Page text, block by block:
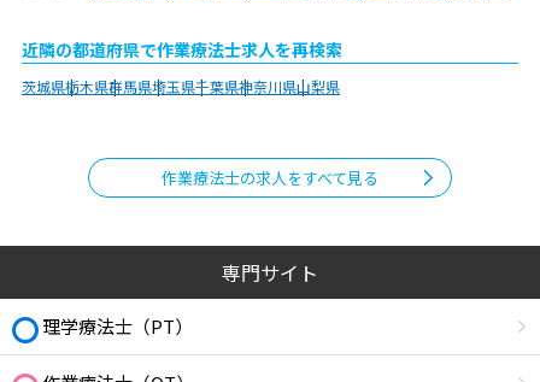
近隣の都道府県で作業療法士求人を再検索
茨城県栃木県群馬県埼玉県千葉県神奈川県山梨県
作業療法士の求人をすべて見る
専門サイト
理学療法士（PT）